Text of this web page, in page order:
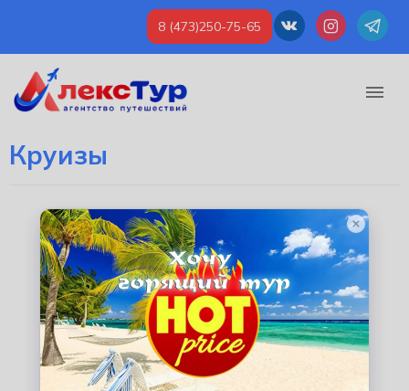
8 (473)250-75-65
Круизы